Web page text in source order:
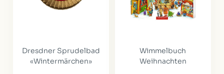
Dresdner Sprudelbad
«Wintermärchen»
Wimmelbuch
Weihnachten